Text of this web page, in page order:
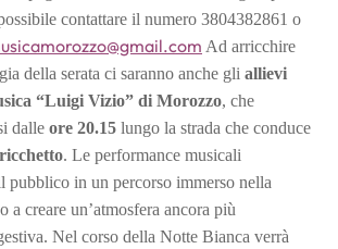
contattare il numero 3804382861 o
Ad arricchire
della serata ci saranno anche gli allievi
“Luigi Vizio” di Morozzo, che
dalle ore 20.15 lungo la strada che conduce
. Le performance musicali
pubblico in un percorso immerso nella
a creare un’atmosfera ancora più
Nel corso della Notte Bianca verrà